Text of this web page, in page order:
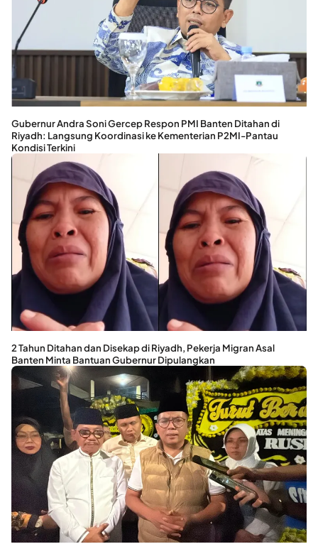
Gubernur Andra Soni Gercep Respon PMI Banten Ditahan di
Riyadh: Langsung Koordinasi ke Kementerian P2MI-Pantau
Kondisi Terkini
2 Tahun Ditahan dan Disekap di Riyadh, Pekerja Migran Asal
Banten Minta Bantuan Gubernur Dipulangkan